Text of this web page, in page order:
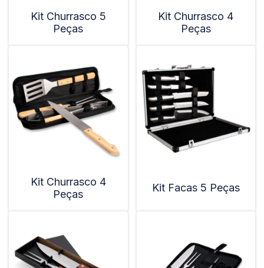
Kit Churrasco 5
Peças
Kit Churrasco 4
Peças
Kit Churrasco 4
Peças
Kit Facas 5 Peças